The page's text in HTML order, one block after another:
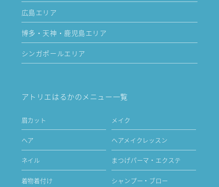
広島エリア
博多・天神・鹿児島エリア
シンガポールエリア
アトリエはるかのメニュー一覧
眉カット メイク
ヘア ヘアメイクレッスン
ネイル まつげパーマ・エクステ
着物着付け シャンプー・ブロー